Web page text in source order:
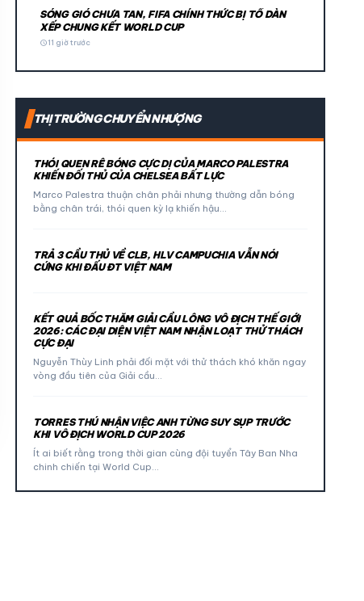
SÓNG GIÓ CHƯA TAN, FIFA CHÍNH THỨC BỊ TỐ DÀN
XẾP CHUNG KẾT WORLD CUP
schedule11 giờ trước
THỊ TRƯỜNG CHUYỂN NHƯỢNG
THÓI QUEN RÊ BÓNG CỰC DỊ CỦA MARCO PALESTRA
KHIẾN ĐỐI THỦ CỦA CHELSEA BẤT LỰC
Marco Palestra thuận chân phải nhưng thường dẫn bóng
bằng chân trái, thói quen kỳ lạ khiến hậu…
TRẢ 3 CẦU THỦ VỀ CLB, HLV CAMPUCHIA VẪN NÓI
CỨNG KHI ĐẤU ĐT VIỆT NAM
KẾT QUẢ BỐC THĂM GIẢI CẦU LÔNG VÔ ĐỊCH THẾ GIỚI
2026: CÁC ĐẠI DIỆN VIỆT NAM NHẬN LOẠT THỬ THÁCH
CỰC ĐẠI
Nguyễn Thùy Linh phải đối mặt với thử thách khó khăn ngay
vòng đầu tiên của Giải cầu…
TORRES THÚ NHẬN VIỆC ANH TỪNG SUY SỤP TRƯỚC
KHI VÔ ĐỊCH WORLD CUP 2026
Ít ai biết rằng trong thời gian cùng đội tuyển Tây Ban Nha
chinh chiến tại World Cup…